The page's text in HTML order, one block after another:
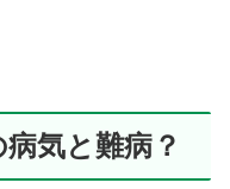
気と難病？